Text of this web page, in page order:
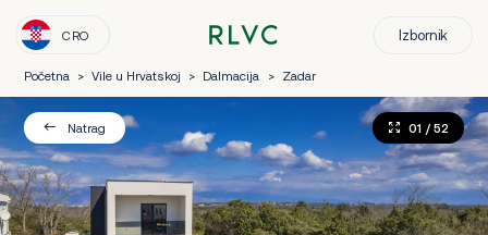
CRO Izbornik
Početna > Vile u Hrvatskoj > Dalmacija > Zadar
Natrag 01 / 52